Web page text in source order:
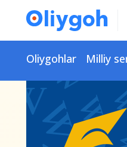
Oliygohlar Milliy